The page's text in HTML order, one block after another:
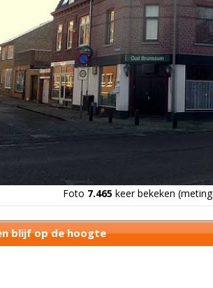
Foto 7.465keer bekeken
blijf op de hoogte